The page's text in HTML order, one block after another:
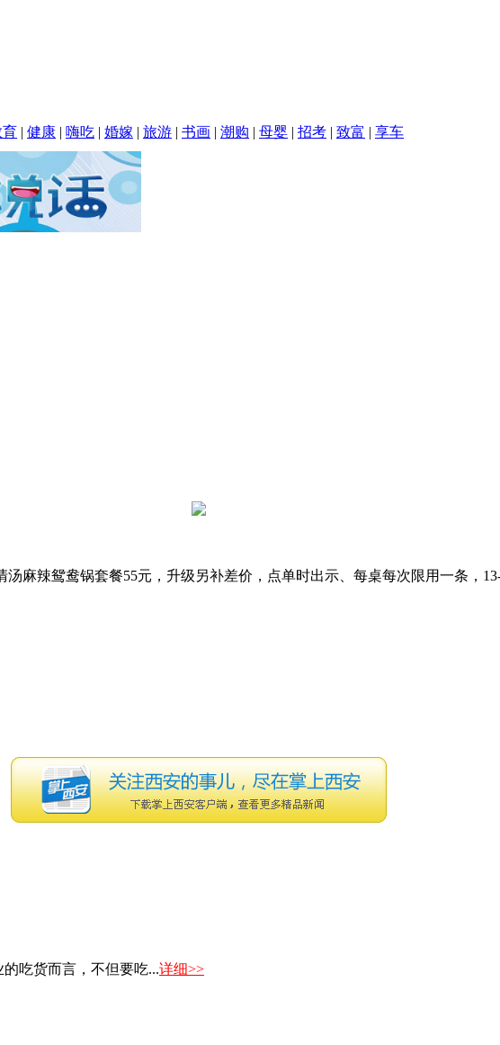
育 | 健康 | 嗨吃 | 婚嫁 | 旅游 | 书画 | 潮购 | 母婴 | 招考 | 致富 | 享车
辣鸳鸯锅套餐55元，升级另补差价，点单时出示、每桌每次限用一条，13-
吃货而言，不但要吃...详细>>